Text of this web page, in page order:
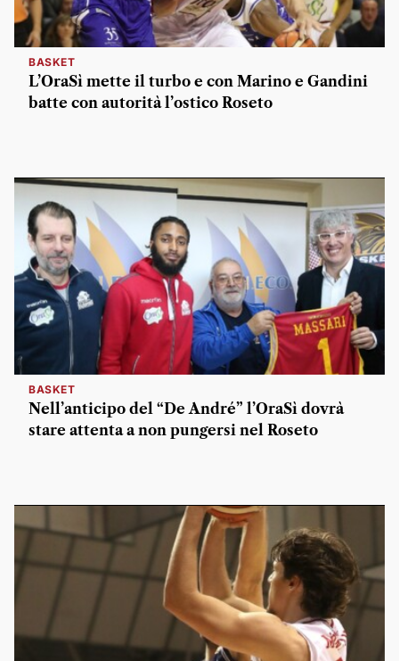
BASKET
L’OraSì mette il turbo e con Marino e Gandini
batte con autorità l’ostico Roseto
BASKET
Nell’anticipo del “De André” l’OraSì dovrà
stare attenta a non pungersi nel Roseto